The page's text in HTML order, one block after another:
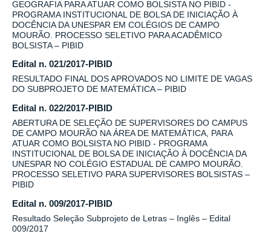
GEOGRAFIA PARA ATUAR COMO BOLSISTA NO PIBID -
PROGRAMA INSTITUCIONAL DE BOLSA DE INICIAÇÃO À
DOCÊNCIA DA UNESPAR EM COLÉGIOS DE CAMPO
MOURÃO. PROCESSO SELETIVO PARA ACADÊMICO
BOLSISTA – PIBID
Edital n. 021/2017-PIBID
RESULTADO FINAL DOS APROVADOS NO LIMITE DE VAGAS
DO SUBPROJETO DE MATEMÁTICA – PIBID
Edital n. 022/2017-PIBID
ABERTURA DE SELEÇÃO DE SUPERVISORES DO CAMPUS
DE CAMPO MOURÃO NA ÁREA DE MATEMÁTICA, PARA
ATUAR COMO BOLSISTA NO PIBID - PROGRAMA
INSTITUCIONAL DE BOLSA DE INICIAÇÃO À DOCÊNCIA DA
UNESPAR NO COLÉGIO ESTADUAL DE CAMPO MOURÃO.
PROCESSO SELETIVO PARA SUPERVISORES BOLSISTAS –
PIBID
Edital n. 009/2017-PIBID
Resultado Seleção Subprojeto de Letras – Inglês – Edital
009/2017